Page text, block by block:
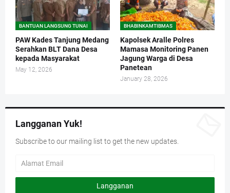
BANTUAN LANGSUNG TUNAI
PAW Kades Tanjung Medang
Serahkan BLT Dana Desa
kepada Masyarakat
May 12, 2026
BHABINKAMTIBMAS
Kapolsek Aralle Polres
Mamasa Monitoring Panen
Jagung Warga di Desa
Panetean
January 28, 2026
Langganan Yuk!
Subscribe to our mailing list to get the new updates.